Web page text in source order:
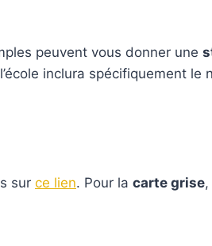
peuvent vous donner une
inclura spécifiquement le
sur ce lien. Pour la carte grise,